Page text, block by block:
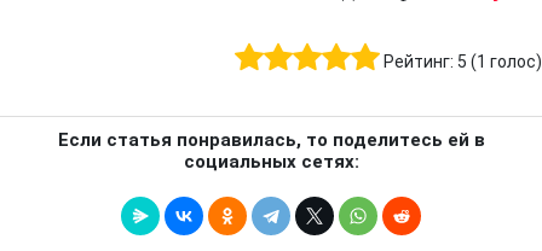
Рейтинг: 5 (1 голос)
Если статья понравилась, то поделитесь ей в
социальных сетях: